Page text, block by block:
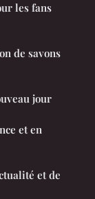
les fans
de savons
jour
et en
et de